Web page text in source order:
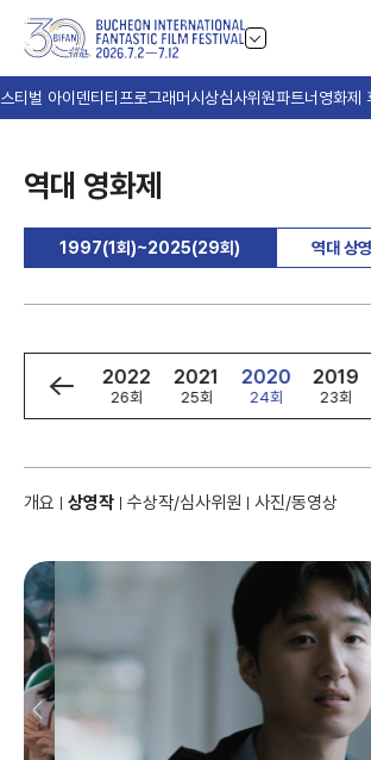
티벌 아이덴티티 프로그래머시상심사위원파트너 영화제
역대 영화제
1997(1회)~2025(29회) 역대 상
2023
27회
2022
26회
2021
25회
2020
24회
2019
23회
개요 상영작 수상작/심사위원 사진/동영상